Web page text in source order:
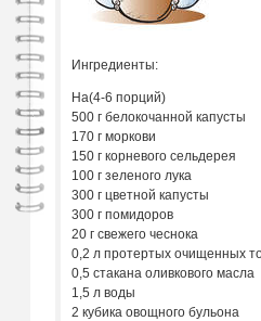
Ингредиенты:
На(4-6 порций)
500 г белокочанной капусты
170 г моркови
150 г корневого сельдерея
100 г зеленого лука
300 г цветной капусты
300 г помидоров
20 г свежего чеснока
0,2 л протертых очищенных
0,5 стакана оливкового масла
1,5 л воды
2 кубика овощного бульона